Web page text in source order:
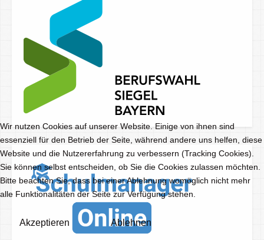
Wir nutzen Cookies auf unserer Website. Einige von ihnen sind
essenziell für den Betrieb der Seite, während andere uns helfen, diese
Website und die Nutzererfahrung zu verbessern (Tracking Cookies).
Sie können selbst entscheiden, ob Sie die Cookies zulassen möchten.
Bitte beachten Sie, dass bei einer Ablehnung womöglich nicht mehr
alle Funktionalitäten der Seite zur Verfügung stehen.
Akzeptieren Ablehnen